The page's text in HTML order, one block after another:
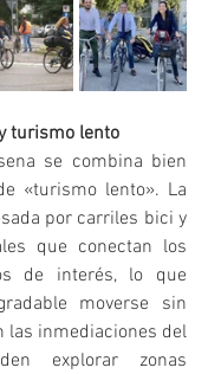
turismo lento
se combina bien
«turismo lento». La
por carriles bici y
que conectan los
de interés, lo que
moverse sin
las inmediaciones del
explorar zonas